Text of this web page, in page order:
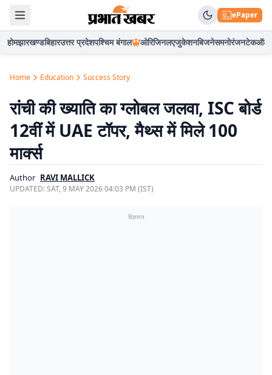
ePaper
होमझारखण्डबिहारउत्तर प्रदेशपश्चिम बंगाल ओरिजिनलएजुकेशनबिजनेसमनोरंजनटेकऑटो
Home Education Success Story
रांची की ख्याति का ग्लोबल जलवा, ISC बोर्ड
12वीं में UAE टॉपर, मैथ्स में मिले 100
मार्क्स
Author RAVI MALLICK
UPDATED:SAT, 9 MAY 2026 04:03 PM (IST)
विज्ञापन